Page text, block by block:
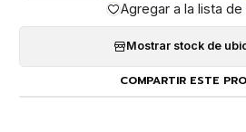
Agregar a la lista
Mostrar stock de
COMPARTIR ESTE